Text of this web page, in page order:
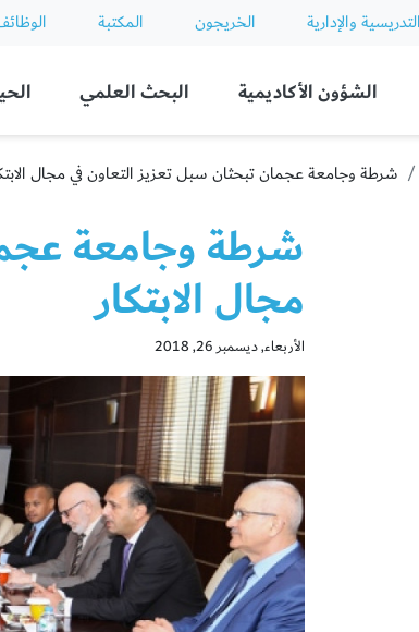
والإدارية الخريجون المكتبة
Ajman
الشؤون الأكاديمية البحث العلمي
شرطة وجامعة عجمان تبحثان سبل تعزيز التعاون في مجال
شرطة وجامعة
مجال الابتكار
الأربعاء, ديسمبر 26, 2018